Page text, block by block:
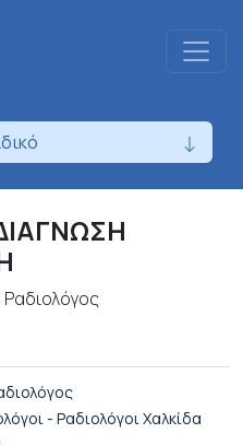
Ραδιολόγος
- Ραδιολόγοι Χαλκίδα